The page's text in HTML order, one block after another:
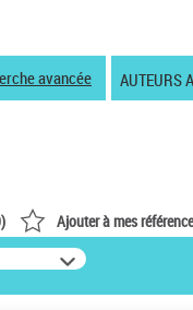
avancée AUTEURS
) Ajouter à mes